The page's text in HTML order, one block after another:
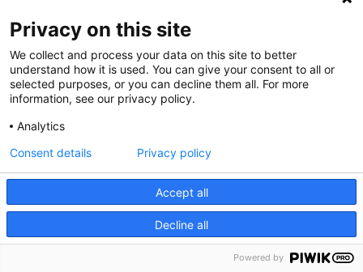
05/10/2015 - 07:32:37
Documental: Nosaltres alimentem el Món
http://asambleademajaras.com/videos/detalle_video.php?
http://playreplay.net/video/84200.840185b754fe05fdbb7cf2daffe3
–Karma Films. Nosotros alimentamosel mundo.
Privacy on this site
We collect and process your data on this site to better
understand how it is used. You can give your consent to all or
selected purposes, or you can decline them all. For more
information, see our privacy policy.
Analytics
Accept all
Decline all
Consent details Privacy policy
Powered by